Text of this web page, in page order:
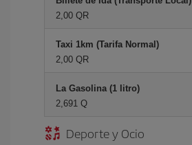
2,00 QR
Taxi 1km (Tarifa Normal)
2,00 QR
La Gasolina (1 litro)
2,691 Q
Deporte y Ocio